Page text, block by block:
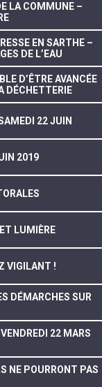
LA COMMUNE –
EN SARTHE –
DE L’EAU
D’ÊTRE AVANCÉE
DÉCHETTERIE
22 JUIN
2019
LUMIÈRE
VIGILANT !
DÉMARCHES SUR
22 MARS
NE POURRONT PAS